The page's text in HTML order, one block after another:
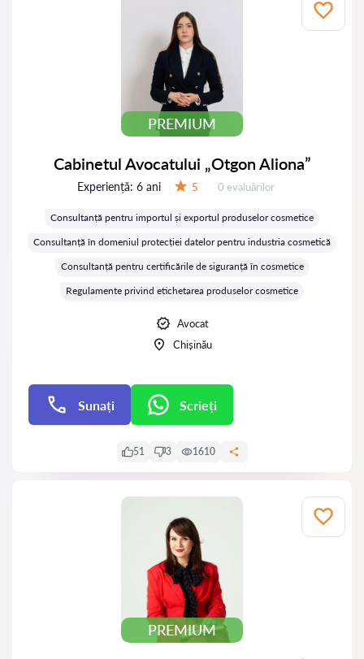
PREMIUM
Cabinetul Avocatului „Otgon Aliona”
Experiență: 6 ani 5 Evaluărilor:
0 evaluărilor
Consultanță pentru importul și exportul produselor cosmetice
Consultanță în domeniul protecției datelor pentru industria cosmetică
Consultanță pentru certificările de siguranță în cosmetice
Regulamente privind etichetarea produselor cosmetice
Avocat
Chișinău
Sunați Scrieți
51 3 1610
PREMIUM